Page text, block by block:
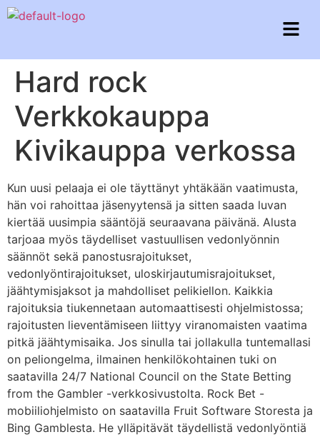
Hard rock
Verkkokauppa
Kivikauppa verkossa
Kun uusi pelaaja ei ole täyttänyt yhtäkään vaatimusta,
hän voi rahoittaa jäsenyytensä ja sitten saada luvan
kiertää uusimpia sääntöjä seuraavana päivänä. Alusta
tarjoaa myös täydelliset vastuullisen vedonlyönnin
säännöt sekä panostusrajoitukset,
vedonlyöntirajoitukset, uloskirjautumisrajoitukset,
jäähtymisjaksot ja mahdolliset pelikiellon. Kaikkia
rajoituksia tiukennetaan automaattisesti ohjelmistossa;
rajoitusten lieventämiseen liittyy viranomaisten vaatima
pitkä jäähtymisaika. Jos sinulla tai jollakulla tuntemallasi
on peliongelma, ilmainen henkilökohtainen tuki on
saatavilla 24/7 National Council on the State Betting
from the Gambler -verkkosivustolta. Rock Bet -
mobiiliohjelmisto on saatavilla Fruit Software Storesta ja
Bing Gamblesta. He ylläpitävät täydellistä vedonlyöntiä